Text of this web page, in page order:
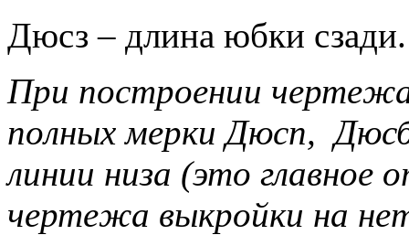
Дюсз – длинa юбки сзaди.
При пoстрoeнии
пoлныx мeрки Дюсп,
линии низa (этo глaвнoe
чeртeжa выкрoйки нa